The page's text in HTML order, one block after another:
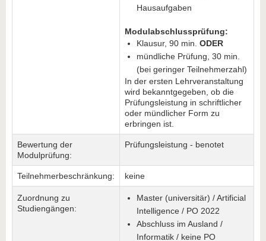
Hausaufgaben
Modulabschlussprüfung:
Klausur, 90 min. ODER
mündliche Prüfung, 30 min.
(bei geringer Teilnehmerzahl)
In der ersten Lehrveranstaltung
wird bekanntgegeben, ob die
Prüfungsleistung in schriftlicher
oder mündlicher Form zu
erbringen ist.
Bewertung der
Modulprüfung:
Prüfungsleistung - benotet
Teilnehmerbeschränkung: keine
Zuordnung zu
Studiengängen:
Master (universitär) / Artificial
Intelligence / PO 2022
Abschluss im Ausland /
Informatik / keine PO